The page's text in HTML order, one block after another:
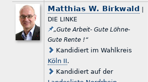
Matthias W. Birkwald
DIE LINKE
„Gute Arbeit- Gute Löhne-
Gute Rente !“
Kandidiert im Wahlkreis
Köln II.
Kandidiert auf der